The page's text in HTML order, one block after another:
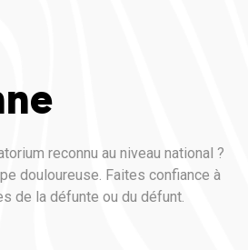
reconnu au niveau national ?
douloureuse. Faites confiance à
de la défunte ou du défunt.